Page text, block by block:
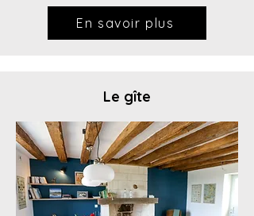
En savoir plus
Le gîte